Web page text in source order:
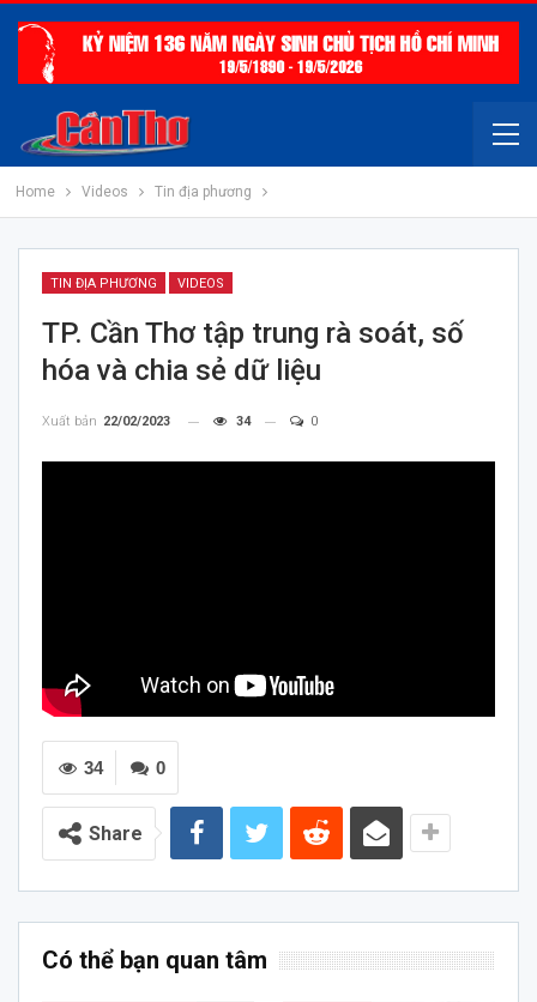
Home Videos Tin địa phương
TIN ĐỊA PHƯƠNG VIDEOS
TP. Cần Thơ tập trung rà soát, số
hóa và chia sẻ dữ liệu
Xuất bản 22/02/2023 34 0
0
34
Share
Có thể bạn quan tâm